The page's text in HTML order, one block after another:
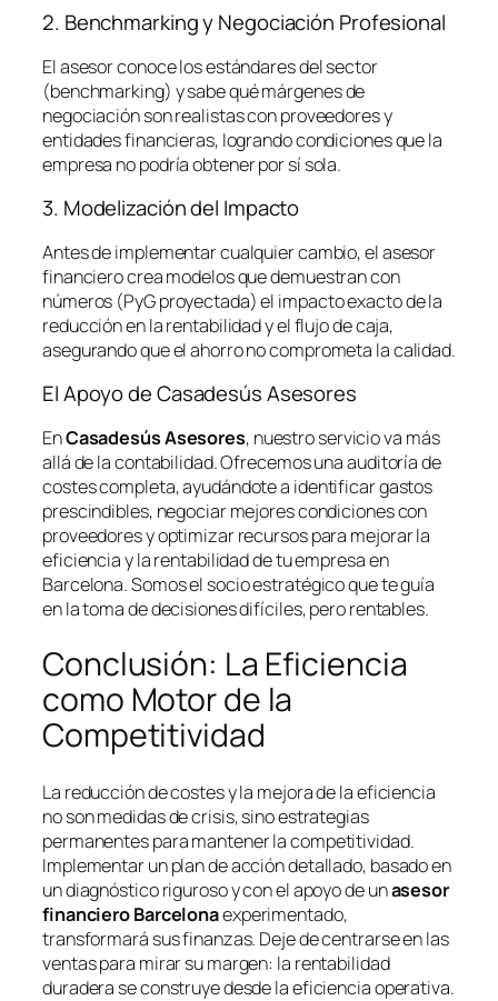
2. Benchmarking y Negociación Profesional
El asesor conoce los estándares del sector
(benchmarking) y sabe qué márgenes de
negociación son realistas con proveedores y
entidades financieras, logrando condiciones que la
empresa no podría obtener por sí sola.
3. Modelización del Impacto
Antes de implementar cualquier cambio, el asesor
financiero crea modelos que demuestran con
números (PyG proyectada) el impacto exacto de la
reducción en la rentabilidad y el flujo de caja,
asegurando que el ahorro no comprometa la calidad.
El Apoyo de Casadesús Asesores
EnCasadesús Asesores, nuestro servicio va más
allá de la contabilidad. Ofrecemos una auditoría de
costes completa, ayudándote a identificar gastos
prescindibles, negociar mejores condiciones con
proveedores y optimizar recursos para mejorar la
eficiencia y la rentabilidad de tu empresa en
Barcelona. Somos el socio estratégico que te guía
en la toma de decisiones difíciles, pero rentables.
Conclusión: La Eficiencia
como Motor de la
Competitividad
La reducción de costes y la mejora de la eficiencia
no son medidas de crisis, sino estrategias
permanentes para mantener la competitividad.
Implementar un plan de acción detallado, basado en
un diagnóstico riguroso y con el apoyo de unasesor
financiero Barcelonaexperimentado,
transformará sus finanzas. Deje de centrarse en las
ventas para mirar su margen: la rentabilidad
duradera se construye desde la eficiencia operativa.